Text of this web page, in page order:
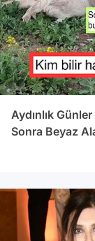
Aydınlık
Sonra Beyaz